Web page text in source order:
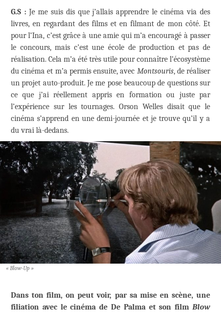
G.S :Je me suis dis que j’allais apprendre le cinéma via des
livres, en regardant des films et en filmant de mon côté. Et
pour l’Ina, c’est grâce à une amie qui m’a encouragé à passer
le concours, mais c’est une école de production et pas de
réalisation. Cela m’a été très utile pour connaître l’écosystème
du cinéma et m’a permis ensuite, avec Montsouris, de réaliser
un projet auto-produit. Je me pose beaucoup de questions sur
ce que j’ai réellement appris en formation ou juste par
l’expérience sur les tournages. Orson Welles disait que le
cinéma s’apprend en une demi-journée et je trouve qu’il y a
du vrai là-dedans.
« Blow-Up »
Dans ton film, on peut voir, par sa mise en scène, une
filiation avec le cinéma de De Palma et son film Blow